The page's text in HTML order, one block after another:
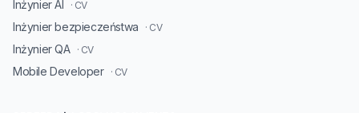
Inżynier AI · CV
Inżynier bezpieczeństwa · CV
Inżynier QA · CV
Mobile Developer · CV